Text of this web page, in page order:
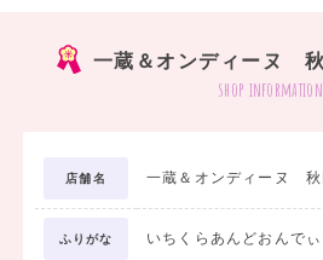
流行りの「くすみカラー」の展開も多数
□袴7点 レンタルスタンダードセット
袴のご着用に必要なものが、まるっと揃
一蔵＆オンディーヌ
shop information
店舗名 一蔵＆オンディーヌ 秋
ふりがな いちくらあんどおんで